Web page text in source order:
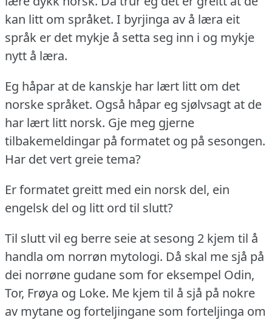
kan litt om språket. I byrjinga av å læra eit
språk er det mykje å setta seg inn i og mykje
nytt å læra.
Eg håpar at de kanskje har lært litt om det
norske språket. Også håpar eg sjølvsagt at de
har lært litt norsk. Gje meg gjerne
tilbakemeldingar på formatet og på sesongen.
Har det vert greie tema?
Er formatet greitt med ein norsk del, ein
engelsk del og litt ord til slutt?
Til slutt vil eg berre seie at sesong 2 kjem til å
handla om norrøn mytologi. Då skal me sjå på
dei norrøne gudane som for eksempel Odin,
Tor, Frøya og Loke. Me kjem til å sjå på nokre
av mytane og forteljingane som forteljinga om